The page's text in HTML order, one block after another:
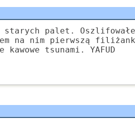
zdziwionynapisał(a)komentarz
chennapisał(a)komentarz
2026 15:12 Grejon napisał(a)komentarz
2026 09:46 Kudłaczeknapisał(a)komentarz
2026 07:24 Tunnnapisał(a) komentarz
palet.
na nim pierwszą
tsunami. YAFUD